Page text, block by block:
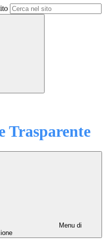
Trasparente
Menu di